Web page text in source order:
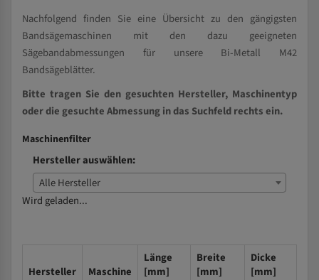
Nachfolgend finden Sie eine Übersicht zu den gängigsten
Bandsägemaschinen mit den dazu geeigneten
Sägebandabmessungen für unsere Bi-Metall M42
Bandsägeblätter.
Bitte tragen Sie den gesuchten Hersteller, Maschinentyp
oder die gesuchte Abmessung in das Suchfeld rechts ein.
Maschinenfilter
Hersteller auswählen:
Alle Hersteller
Wird geladen...
Hersteller Maschine
Länge
[mm]
Breite
[mm]
Dicke
[mm]